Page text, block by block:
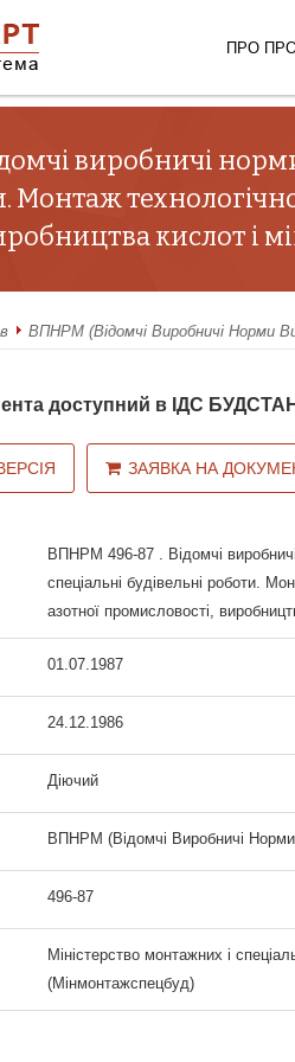
ПРО
виробничі
Монтаж
кислот і
ВПНРМ (Відомчі Виробничі Норми
доступний в ІДС
ЗАЯВКА НА
ВПНРМ 496-87 . Відомчі
спеціальні будівельні роботи.
азотної промисловості,
01.07.1987
24.12.1986
Діючий
ВПНРМ (Відомчі Виробничі Норми
496-87
Міністерство монтажних і
(Мінмонтажспецбуд)